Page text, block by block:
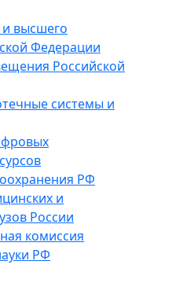
высшего
Федерации
Российской
системы и
РФ
и
России
комиссия
РФ